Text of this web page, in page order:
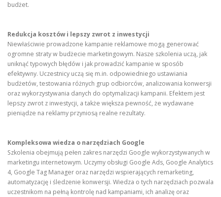
budżet.
Redukcja kosztów i lepszy zwrot z inwestycji
Niewłaściwie prowadzone kampanie reklamowe mogą generować
ogromne straty w budżecie marketingowym. Nasze szkolenia uczą, jak
uniknąć typowych błędów i jak prowadzić kampanie w sposób
efektywny. Uczestnicy uczą się m.in. odpowiedniego ustawiania
budżetów, testowania różnych grup odbiorców, analizowania konwersji
oraz wykorzystywania danych do optymalizacji kampanii. Efektem jest
lepszy zwrot z inwestycji, a także większa pewność, że wydawane
pieniądze na reklamy przyniosą realne rezultaty.
Kompleksowa wiedza o narzędziach Google
Szkolenia obejmują pełen zakres narzędzi Google wykorzystywanych w
marketingu internetowym. Uczymy obsługi Google Ads, Google Analytics
4, Google Tag Manager oraz narzędzi wspierających remarketing,
automatyzację i śledzenie konwersji. Wiedza o tych narzędziach pozwala
uczestnikom na pełną kontrolę nad kampaniami, ich analizę oraz